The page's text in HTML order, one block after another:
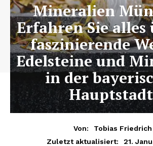
Mineralien
Erfahren Sie alles
faszinierende
Edelsteine und
in der
Von:
Tobias Friedrich
Zuletzt aktualisiert:
21.